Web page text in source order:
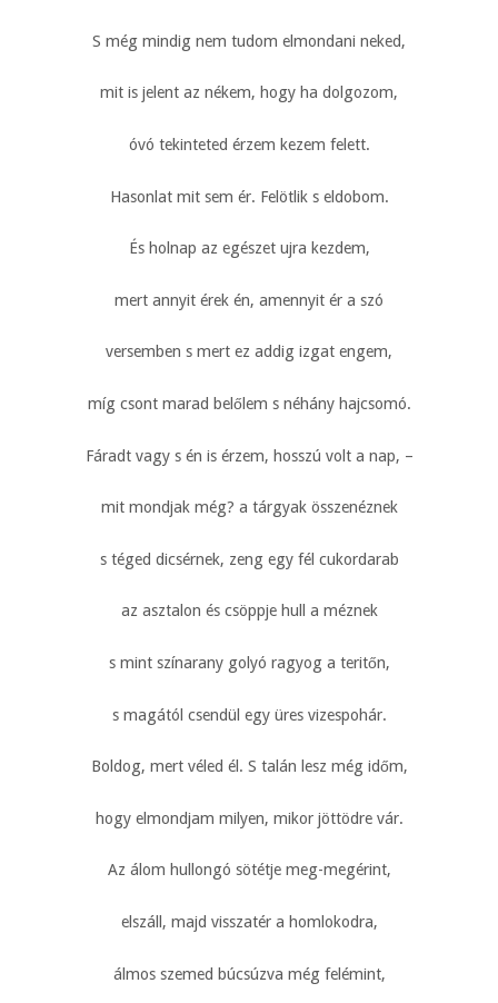
S még mindig nem tudom elmondani neked,
mit is jelent az nékem, hogy ha dolgozom,
óvó tekinteted érzem kezem felett.
Hasonlat mit sem ér. Felötlik s eldobom.
És holnap az egészet ujra kezdem,
mert annyit érek én, amennyit ér a szó
versemben s mert ez addig izgat engem,
míg csont marad belőlem s néhány hajcsomó.
Fáradt vagy s én is érzem, hosszú volt a nap, –
mit mondjak még? a tárgyak összenéznek
s téged dicsérnek, zeng egy fél cukordarab
az asztalon és csöppje hull a méznek
s mint színarany golyó ragyog a teritőn,
s magától csendül egy üres vizespohár.
Boldog, mert véled él. S talán lesz még időm,
hogy elmondjam milyen, mikor jöttödre vár.
Az álom hullongó sötétje meg-megérint,
elszáll, majd visszatér a homlokodra,
álmos szemed búcsúzva még felémint,